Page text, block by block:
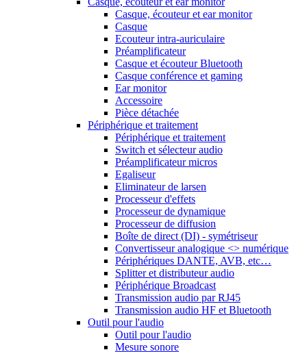
Casque, écouteur et ear monitor
Casque
Ecouteur intra-auriculaire
Préamplificateur
Casque et écouteur Bluetooth
Casque conférence et gaming
Ear monitor
Accessoire
Pièce détachée
Périphérique et traitement
Périphérique et traitement
Switch et sélecteur audio
Préamplificateur micros
Egaliseur
Eliminateur de larsen
Processeur d'effets
Processeur de dynamique
Processeur de diffusion
Boîte de direct (DI) - symétriseur
Convertisseur analogique <> numérique
Périphériques DANTE, AVB, etc…
Splitter et distributeur audio
Périphérique Broadcast
Transmission audio par RJ45
Transmission audio HF et Bluetooth
Outil pour l'audio
Outil pour l'audio
Mesure sonore